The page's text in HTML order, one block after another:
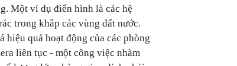
Một ví dụ điển hình là các hệ
trong khắp các vùng đất nước.
hiệu quả hoạt động của các phòng
liên tục - một công việc nhàm